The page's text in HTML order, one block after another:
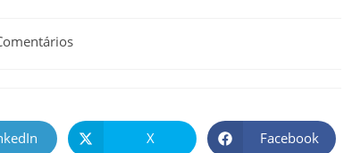
X Facebook